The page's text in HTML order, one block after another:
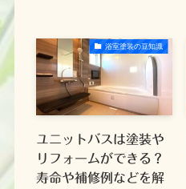
浴室塗装の豆知識
ユニットバスは塗装や
リフォームができる？
寿命や補修例などを解